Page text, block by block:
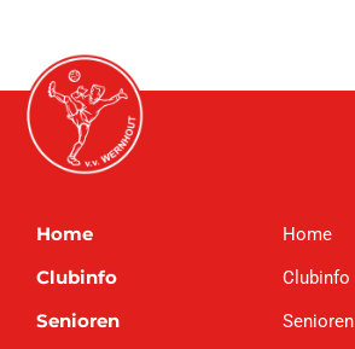
Home
Clubinfo
Senioren
Home
Clubinfo
Senioren